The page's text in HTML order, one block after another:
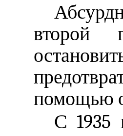
второй
помощью
С 1935